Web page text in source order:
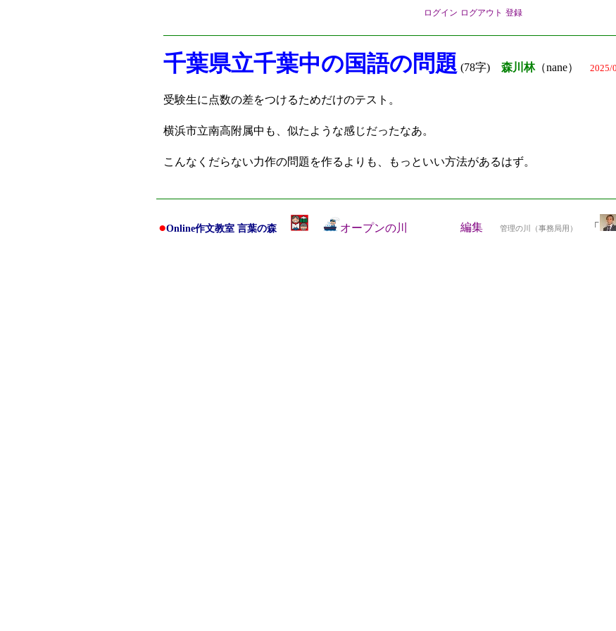
ログイン ログアウト 登録
千葉県立千葉中の国語の問題 (78字) 森川林（nane） 2025/
受験生に点数の差をつけるためだけのテスト。
横浜市立南高附属中も、似たような感じだったなあ。
こんなくだらない力作の問題を作るよりも、もっといい方法があるはず。
●Online作文教室 言葉の森 オープンの川 編集 管理の川（事務局用） 「